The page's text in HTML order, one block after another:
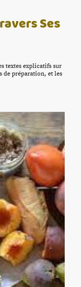
Ses
textes explicatifs sur
de préparation, et les